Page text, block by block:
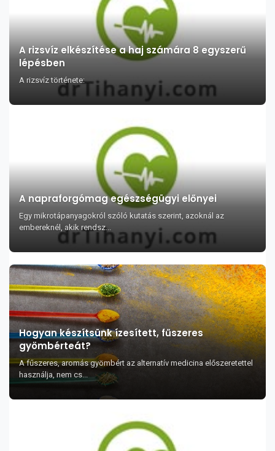
A rizsvíz elkészítése a haj számára 8 egyszerű
lépésben
A rizsvíz története:
A napraforgómag egészségügyi előnyei
Egy mikrotápanyagokról szóló kutatás szerint, azoknál az
embereknél, akik rendsz...
Hogyan készítsünk ízesített, fűszeres
gyömbérteát?
A fűszeres, aromás gyömbért az alternatív medicina előszeretettel
használja, nem cs...